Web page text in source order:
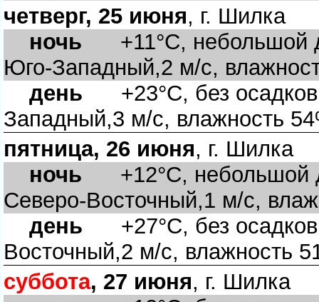
четверг, 25 июня, г. Шилка
ночь +11°C, небольшой
Юго-Западный,2 м/с,
день +23°C, без
Западный,3 м/с, влажность
пятница, 26 июня, г. Шилка
ночь +12°C, небольшой
Северо-Восточный,1 м/с,
день +27°C, без
осточный,2 м/с, влажность
суббота, 27 июня, г. Шилка